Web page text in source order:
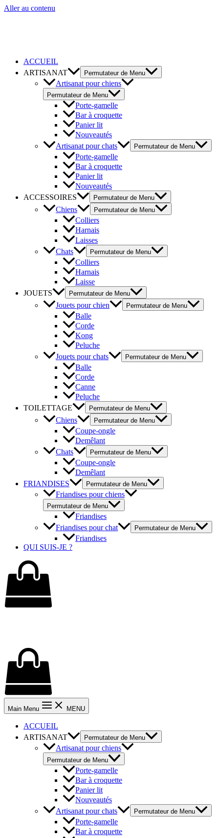
Aller au contenu
ACCUEIL
ARTISANAT
Permutateur de Menu
Artisanat pour chiens
Permutateur de Menu
Porte-gamelle
Bar à croquette
Panier lit
Nouveautés
Artisanat pour chats
Permutateur de Menu
Porte-gamelle
Bar à croquette
Panier lit
Nouveautés
ACCESSOIRES
Permutateur de Menu
Chiens Permutateur de Menu
Colliers
Harnais
Laisses
Chats
Permutateur de Menu
Colliers
Harnais
Laisse
JOUETS
Permutateur de Menu
Jouets pour chien Permutateur de Menu
Balle
Corde
Kong
Peluche
Jouets pour chats
Permutateur de Menu
Balle
Corde
Canne
Peluche
TOILETTAGE
Permutateur de Menu
Chiens Permutateur de Menu
Coupe-ongle
Demêlant
Chats
Permutateur de Menu
Coupe-ongle
Demêlant
FRIANDISES
Permutateur de Menu
Friandises pour chiens
Permutateur de Menu
Friandises
Friandises pour chat
Permutateur de Menu
Friandises
QUI SUIS-JE ?
Main Menu MENU
ACCUEIL
ARTISANAT
Permutateur de Menu
Artisanat pour chiens
Permutateur de Menu
Porte-gamelle
Bar à croquette
Panier lit
Nouveautés
Artisanat pour chats
Permutateur de Menu
Porte-gamelle
Bar à croquette